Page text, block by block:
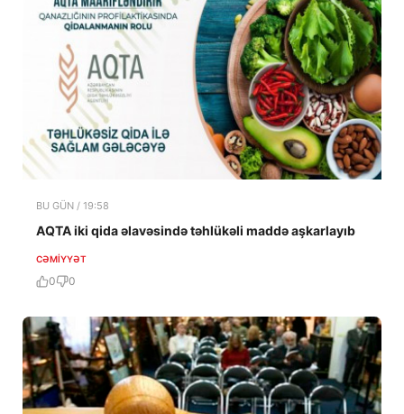
BU GÜN / 19:58
AQTA iki qida əlavəsində təhlükəli maddə aşkarlayıb
CƏMIYYƏT
0 0